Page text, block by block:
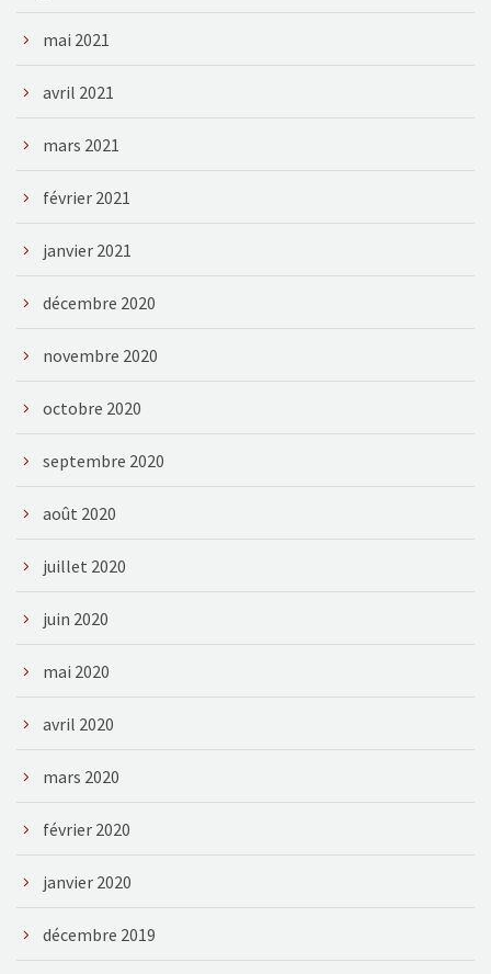
mai 2021
avril 2021
mars 2021
février 2021
janvier 2021
décembre 2020
novembre 2020
octobre 2020
septembre 2020
août 2020
juillet 2020
juin 2020
mai 2020
avril 2020
mars 2020
février 2020
janvier 2020
décembre 2019